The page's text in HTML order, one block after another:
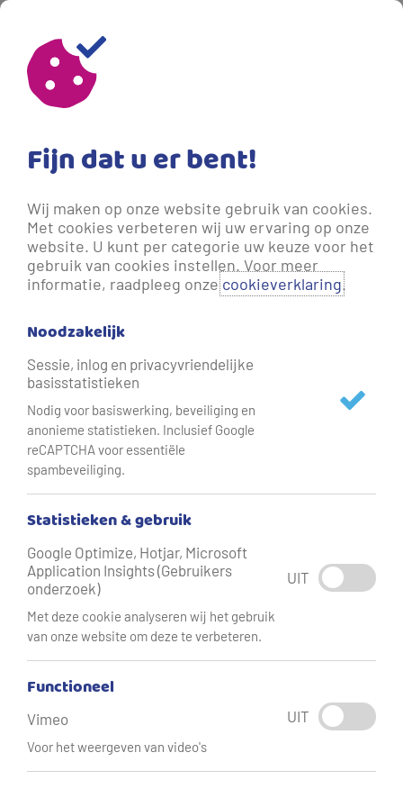
Waterhardheid
Hardheid8 °dH (gemiddeld)
8
Hardheid drukken we uit in Duitse graden hardheid(ºdH).
Fijn dat u er bent!
Wij maken op onze website gebruik van cookies.
Met cookies verbeteren wij uw ervaring op onze
website. U kunt per categorie uw keuze voor het
gebruik van cookies instellen. Voor meer
informatie, raadpleeg onzecookieverklaring.
Noodzakelijk
Sessie, inlog en privacyvriendelijke
basisstatistieken
Nodig voor basiswerking, beveiliging en
anonieme statistieken. Inclusief Google
reCAPTCHA voor essentiële
spambeveiliging.
Statistieken & gebruik
Google Optimize, Hotjar, Microsoft
Application Insights (Gebruikers
onderzoek)
Met deze cookie analyseren wij het gebruik
van onze website om deze te verbeteren.
UIT
Functioneel
Vimeo
Voor het weergeven van video's
UIT